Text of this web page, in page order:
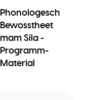
Phonologesch
Bewosstheet
mam Sila -
Programm-
Material